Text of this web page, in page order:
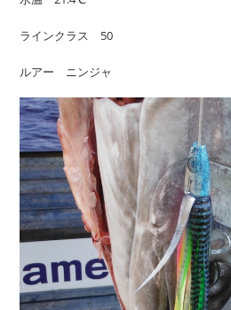
ラインクラス 50
ルアー ニンジャ